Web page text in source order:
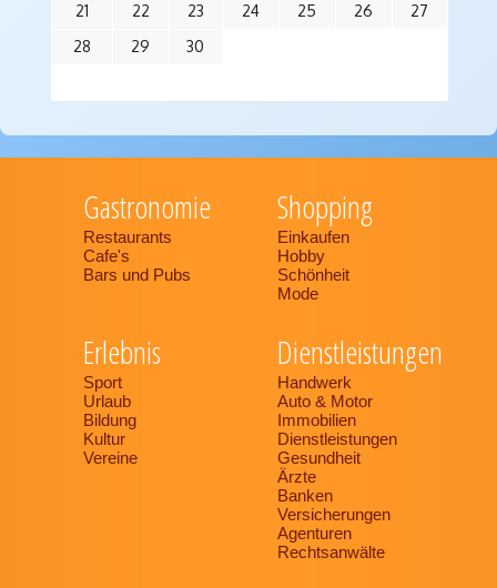
21
22 23 24 25 26
27
28
29 30
Gastronomie
Restaurants
Cafe's
Bars und Pubs
Shopping
Einkaufen
Hobby
Schönheit
Mode
Erlebnis
Sport
Urlaub
Bildung
Kultur
Vereine
Dienstleistungen
Handwerk
Auto & Motor
Immobilien
Dienstleistungen
Gesundheit
Ärzte
Banken
Versicherungen
Agenturen
Rechtsanwälte